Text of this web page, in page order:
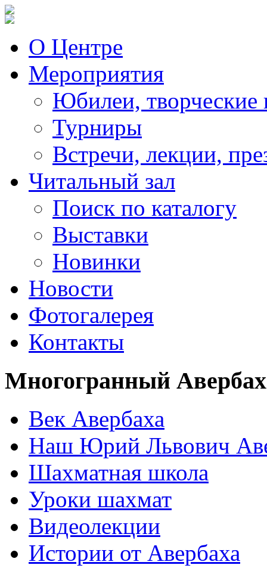
О Центре
Мероприятия
Юбилеи, творческие
Турниры
Встречи, лекции,
Читальный зал
Поиск по каталогу
Выставки
Новинки
Новости
Фотогалерея
Контакты
Многогранный Авербах
Век Авербаха
Наш Юрий Львович
Шахматная школа
Уроки шахмат
Видеолекции
Истории от Авербаха